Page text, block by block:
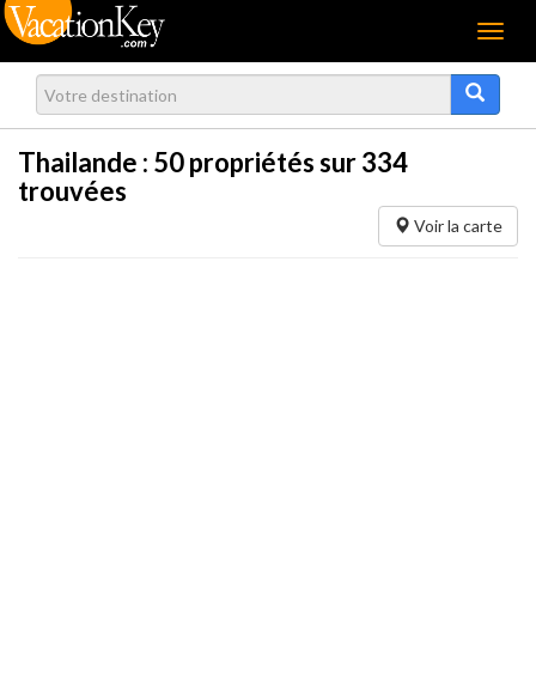
Menu
Thailande : 50propriétés sur 334
trouvées
Voir la carte